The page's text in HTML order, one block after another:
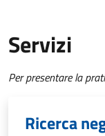
Servizi
Per presentare la
Ricerca